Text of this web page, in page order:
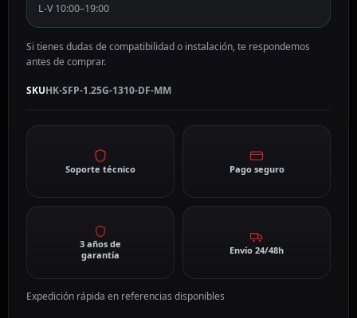
L-V 10:00–19:00
Si tienes dudas de compatibilidad o instalación, te respondemos
antes de comprar.
SKUHK-SFP-1.25G-1310-DF-MM
Soporte técnico Pago seguro
3 años de
garantía
Envío 24/48h
Expedición rápida en referencias disponibles